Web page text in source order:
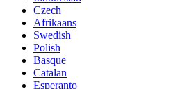
Czech
Afrikaans
Swedish
Polish
Basque
Catalan
Esperanto